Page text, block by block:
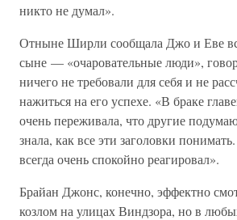
никто не думал».
Отныне Ширли сообщала Джо и Еве
сыне — «очаровательные люди»,
ничего не требовали для себя и не
нажиться на его успехе. «В браке
очень переживала, что другие
знала, как все эти заголовки
всегда очень спокойно реагировал».
Брайан Джонс, конечно, эффектно
козлом на улицах Виндзора, но в